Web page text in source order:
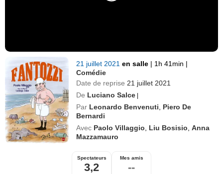
21 juillet 2021en salle | 1h 41min |
Comédie
Date de reprise 21 juillet 2021
De Luciano Salce |
Par Leonardo Benvenuti
Piero De
Bernardi
Avec Paolo Villaggio Liu Bosisio ,Anna
Mazzamauro
Spectateurs
3,2
Mes amis
--